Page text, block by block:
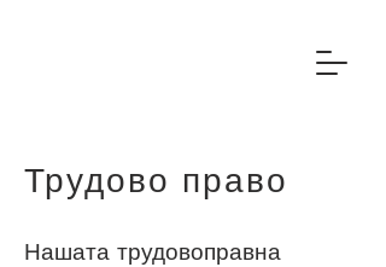
Трудово право
Нашата трудовоправна